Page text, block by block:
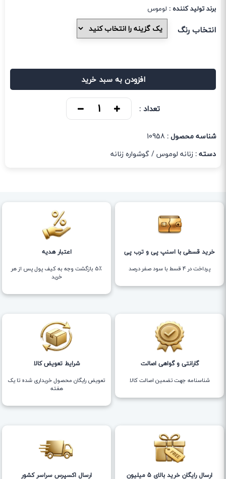
برند تولید کننده : لوموس
انتخاب رنگ
افزودن به سبد خرید
تعداد :
شناسه محصول : 10958
دسته :زنانه لوموس/گوشواره زنانه
خرید قسطی با اسنپ پی و ترب پی
پرداخت در 4 قسط با سود صفر درصد
اعتبار هدیه
5٪ بازگشت وجه به کیف پول پس از هر
خرید
گارانتی و گواهی اصالت
شناسنامه جهت تضمین اصالت کالا
شرایط تعویض کالا
تعویض رایگان محصول خریداری شده تا یک
هفته
ارسال رایگان خرید بالای 5 میلیون ارسال اکسپرس سراسر کشور